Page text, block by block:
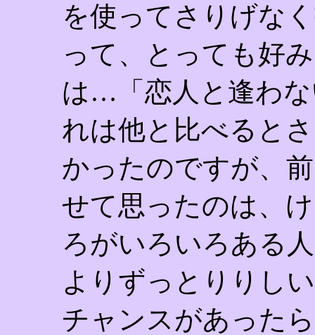
を使ってさりげな
って、とっても好
は…「恋人と逢わ
れは他と比べると
かったのですが、
せて思ったのは、
ろがいろいろある
よりずっとりりし
チャンスがあった